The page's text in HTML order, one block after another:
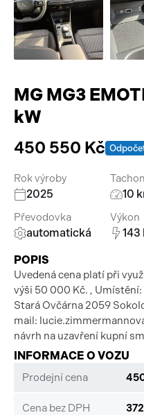
MG MG3
kW
450 550 Kč
Rok výroby
2025 10
Převodovka
automatická
Výkon
143
POPIS
Uvedená cena platí při
výši 50 000 Kč. , Umístění:
Stará Ovčárna 2059
mail:
návrh na uzavření kupní
INFORMACE O VOZU
Prodejní cena
Cena bez DPH